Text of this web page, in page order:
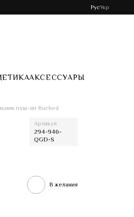
РусУкр
АКСЕССУАРЫ
пуш-ап Ruched
Артикул
294-946-
QGD-S
В желания